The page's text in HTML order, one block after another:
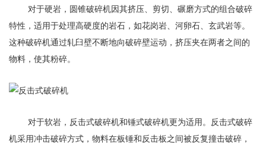
对于硬岩，‌圆锥破碎机因其挤压、‌剪切、‌碾磨方式的组合破碎
特性，‌适用于处理高硬度的岩石，‌如花岗岩、‌河卵石、‌玄武岩等。‌
这种破碎机通过轧臼壁不断地向破碎壁运动，‌挤压夹在两者之间的
物料，‌使其粉碎。‌
对于软岩，‌反击式破碎机和锤式破碎机更为适用。‌反击式破碎
机采用冲击破碎方式，‌物料在板锤和反击板之间被反复撞击破碎，‌